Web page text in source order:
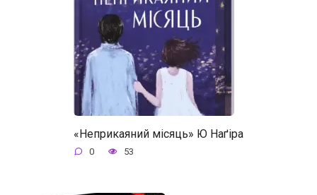
«Неприкаяний місяць» Ю Наґіра
0 53